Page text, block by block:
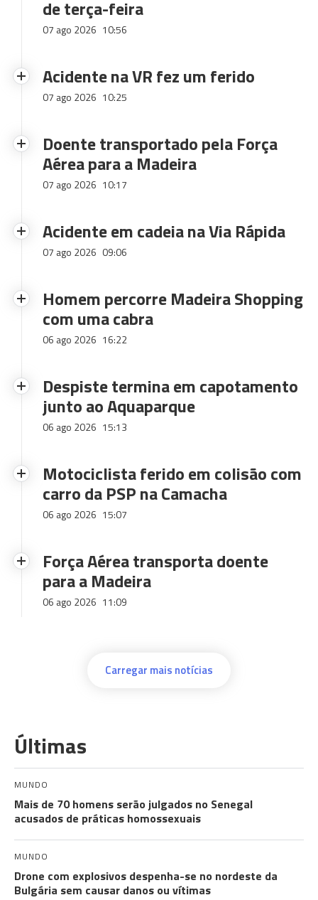
de terça-feira
07 ago 2026 10:56
Acidente na VR fez um ferido
07 ago 2026 10:25
Doente transportado pela Força
Aérea para a Madeira
07 ago 2026 10:17
Acidente em cadeia na Via Rápida
07 ago 2026 09:06
Homem percorre Madeira Shopping
com uma cabra
06 ago 2026 16:22
Despiste termina em capotamento
junto ao Aquaparque
06 ago 2026 15:13
Motociclista ferido em colisão com
carro da PSP na Camacha
06 ago 2026 15:07
Força Aérea transporta doente
para a Madeira
06 ago 2026 11:09
Carregar mais notícias
Últimas
MUNDO
Mais de 70 homens serão julgados no Senegal
acusados de práticas homossexuais
MUNDO
Drone com explosivos despenha-se no nordeste da
Bulgária sem causar danos ou vítimas